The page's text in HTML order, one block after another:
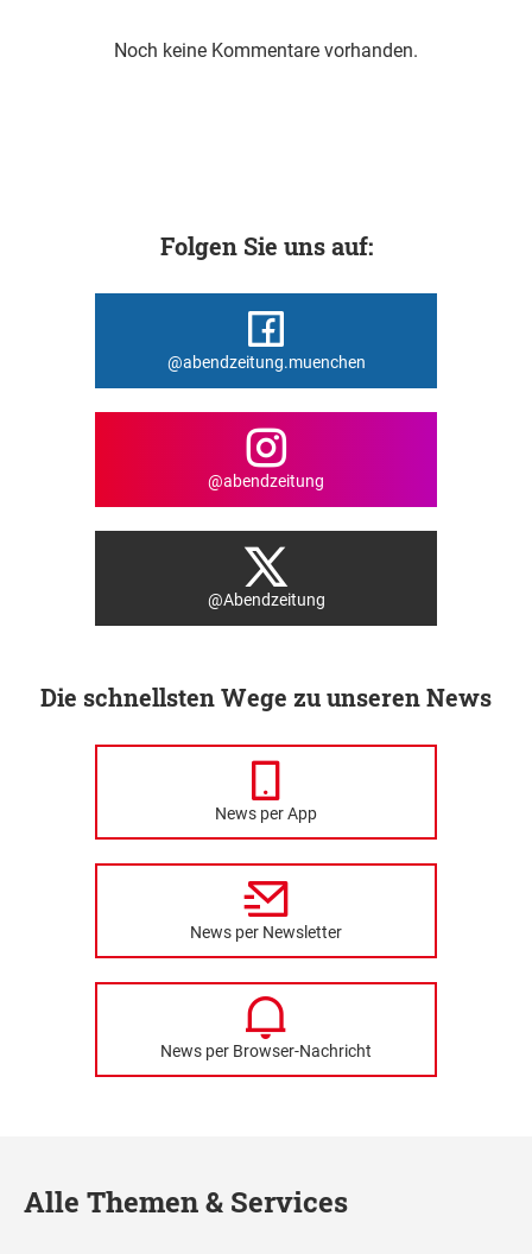
Noch keine Kommentare vorhanden.
Folgen Sie uns auf:
@abendzeitung.muenchen
@abendzeitung
@Abendzeitung
Die schnellsten Wege zu unseren News
News per App
News per Newsletter
News per Browser-Nachricht
Alle Themen & Services